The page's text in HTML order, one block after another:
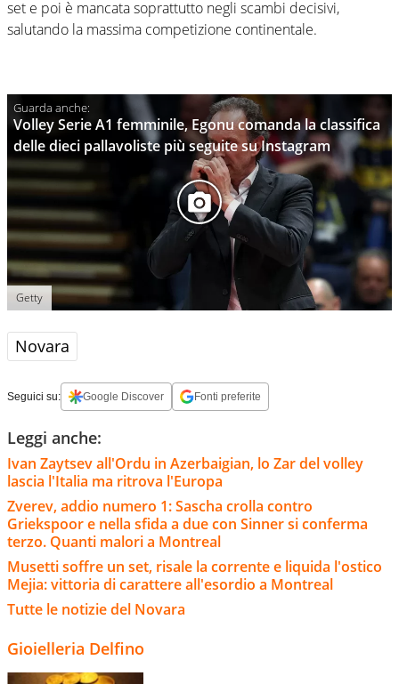
set e poi è mancata soprattutto negli scambi decisivi,
salutando la massima competizione continentale.
Volley Serie A1 femminile, Egonu comanda la classifica
delle dieci pallavoliste più seguite su Instagram
Getty
Novara
Seguici su: Google Discover Fonti preferite
Leggi anche:
Ivan Zaytsev all'Ordu in Azerbaigian, lo Zar del volley
lascia l'Italia ma ritrova l'Europa
Zverev, addio numero 1: Sascha crolla contro
Griekspoor e nella sfida a due con Sinner si conferma
terzo. Quanti malori a Montreal
Musetti soffre un set, risale la corrente e liquida l'ostico
Mejia: vittoria di carattere all'esordio a Montreal
Tutte le notizie del Novara
Gioielleria Delfino